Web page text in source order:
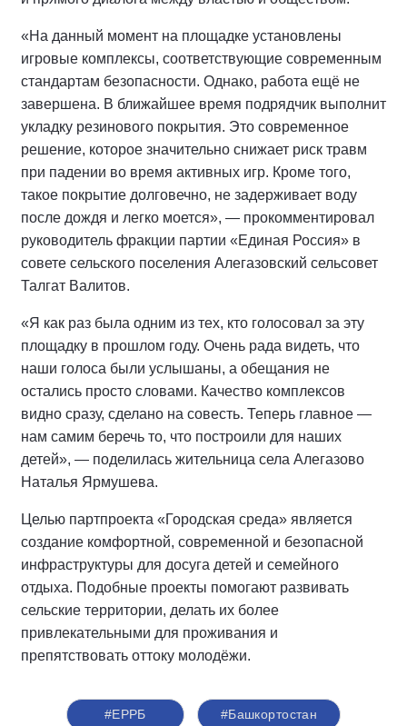
«На данный момент на площадке установлены
игровые комплексы, соответствующие современным
стандартам безопасности. Однако, работа ещё не
завершена. В ближайшее время подрядчик выполнит
укладку резинового покрытия. Это современное
решение, которое значительно снижает риск травм
при падении во время активных игр. Кроме того,
такое покрытие долговечно, не задерживает воду
после дождя и легко моется», — прокомментировал
руководитель фракции партии «Единая Россия» в
совете сельского поселения Алегазовский сельсовет
Талгат Валитов.
«Я как раз была одним из тех, кто голосовал за эту
площадку в прошлом году. Очень рада видеть, что
наши голоса были услышаны, а обещания не
остались просто словами. Качество комплексов
видно сразу, сделано на совесть. Теперь главное —
нам самим беречь то, что построили для наших
детей», — поделилась жительница села Алегазово
Наталья Ярмушева.
Целью партпроекта «Городская среда» является
создание комфортной, современной и безопасной
инфраструктуры для досуга детей и семейного
отдыха. Подобные проекты помогают развивать
сельские территории, делать их более
привлекательными для проживания и
препятствовать оттоку молодёжи.
#ЕРРБ #Башкортостан